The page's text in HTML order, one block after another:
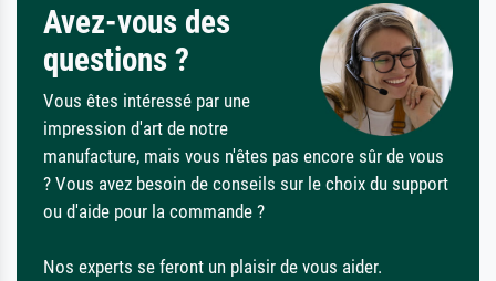
Avez-vous des
questions ?
Vous êtes intéressé par une
impression d'art de notre
manufacture, mais vous n'êtes pas encore sûr de vous
? Vous avez besoin de conseils sur le choix du support
ou d'aide pour la commande ?
Nos experts se feront un plaisir de vous aider.